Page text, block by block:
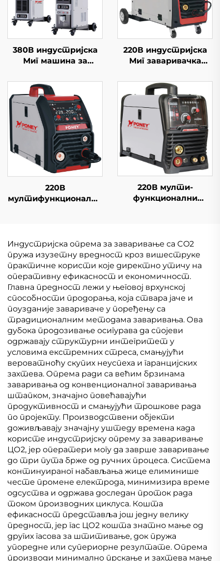
380В индустријска
Миг машина за
мултифункционална
ЦО2 гасна штит Миг/
Маг Гоугинг машина за
заваривање
220В индустријска
Миг заваривачка
мултифункционална
Миг/Маг заваривачка
машина за гасни
штит
220В
мултифункционални
контрола
Синергична Миг
заваривачка машина
220В мулти-
функционални
сигнала Једини
импулс Синергична
Миг Велдер машина
Индустријска опрема за заваривање са CO2
пружа изузетну вредност кроз вишеструке
практичне користи које директно утичу на
оперативну ефикасност и економичност.
Главна предност лежи у његовој врхунској
способности продорања, која ствара јаче и
поузданије завариваче у поређењу са
традиционалним методама заваривања. Ова
дубока продозивање осигурава да спојеви
одржавају структурни интегритет у
условима екстремних стреса, смањујући
вероватноћу скупих неуспеха и гаранцијских
захтева. Опрема ради са већим брзинама
заваривања од конвенционалног заваривања
штапком, значајно повећавајући
продуктивност и смањујући трошкове рада
по пројекту. Производствени објекти
доживљавају значајну уштеду времена када
користе индустријску опрему за заваривање
ЦО2, јер оператери могу да заврше заваривање
до три пута брже од ручних процеса. Система
континуираног набављања жице елиминише
честе промене електрода, минимизира време
одсуства и одржава доследан проток рада
током производних циклуса. Кошта
ефикасност представља још једну велику
предност, јер гас ЦО2 кошта знатно мање од
других гасова за штитивање, док пружа
упоредне или супериорне резултате. Опрема
производи минимално прскање и захтева мање